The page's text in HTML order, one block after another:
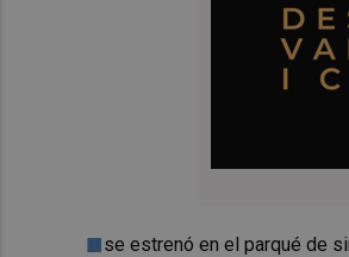
se estrenó en el parqué de